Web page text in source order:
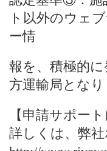
ト以外のウェ
ー情
報を、積極的
方運輸局となり
【申請サポー
詳しくは、 弊